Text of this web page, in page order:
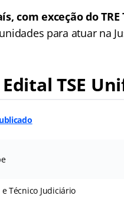
com exceção do
para atuar na
TSE
Técnico Judiciário